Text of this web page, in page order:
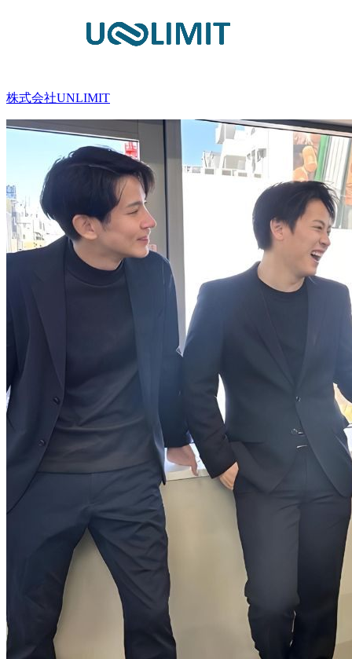
株式会社UNLIMIT